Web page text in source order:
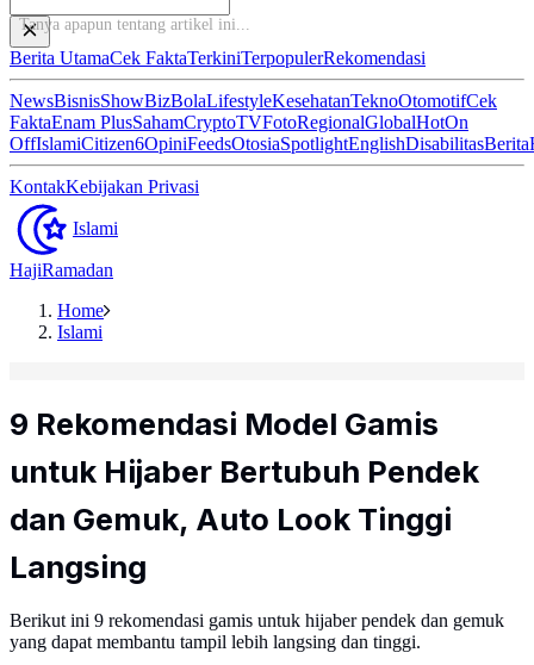
Tanya ap
Berita UtamaCek FaktaTerkiniTerpopulerRekomendasi
NewsBisnisShowBizBolaLifestyleKesehatanTeknoOtomotifCek
FaktaEnam PlusSahamCryptoTVFotoRegionalGlobalHotOn
OffIslamiCitizen6OpiniFeedsOtosiaSpotlightEnglishDisabilitasBerita
KontakKebijakan Privasi
Islami
HajiRamadan
Home
Islami
9 Rekomendasi Model Gamis
untuk Hijaber Bertubuh Pendek
dan Gemuk, Auto Look Tinggi
Langsing
Berikut ini 9 rekomendasi gamis untuk hijaber pendek dan gemuk
yang dapat membantu tampil lebih langsing dan tinggi.